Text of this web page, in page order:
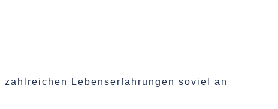
Lebenserfahrungen soviel an